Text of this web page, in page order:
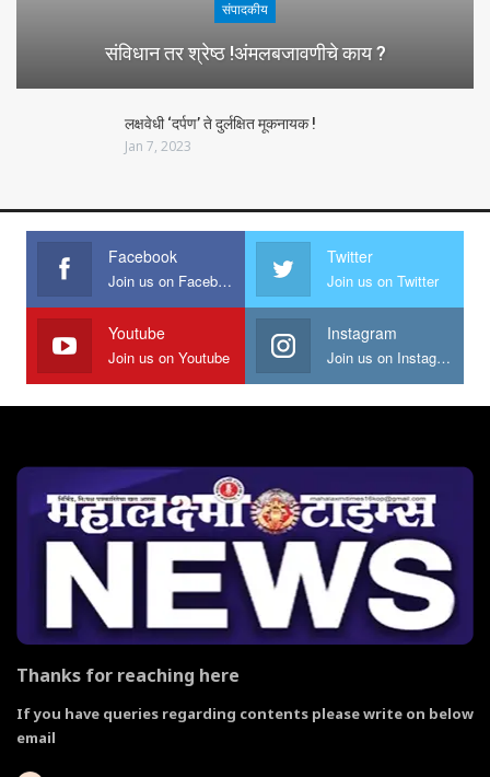
संपादकीय
संविधान तर श्रेष्ठ !अंमलबजावणीचे काय ?
लक्षवेधी ‘दर्पण’ ते दुर्लक्षित मूकनायक !
Jan 7, 2023
Facebook
Join us on Facebook
Twitter
Join us on Twitter
Youtube
Join us on Youtube
Instagram
Join us on Instagram
Thanks for reaching here
If you have queries regarding contents please write on below
email